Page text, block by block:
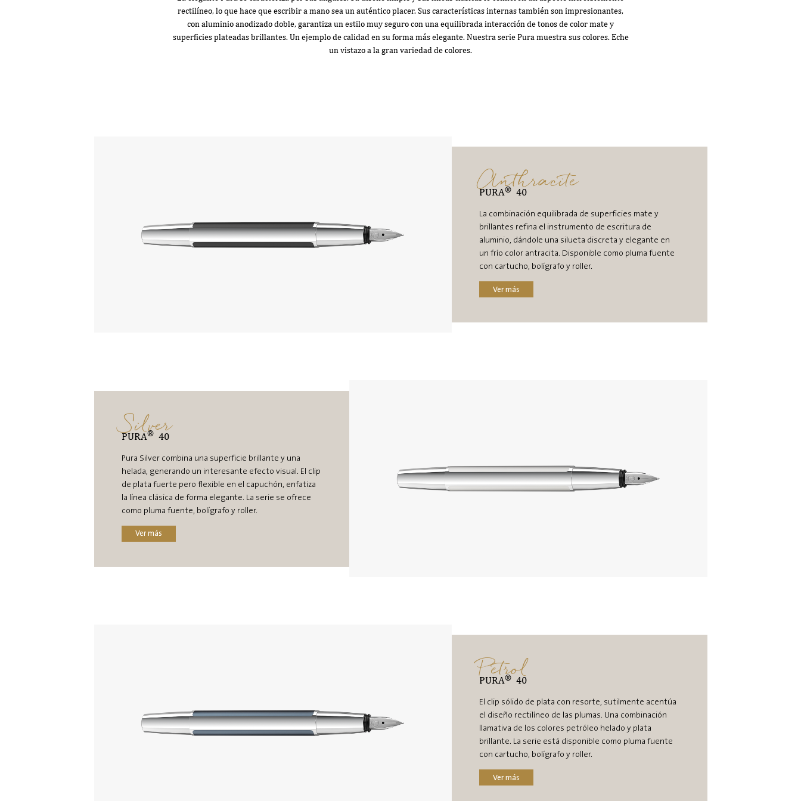
rectilíneo, lo que hace que escribir a mano sea un auténtico placer. Sus características internas también son impresionantes,
con aluminio anodizado doble, garantiza un estilo muy seguro con una equilibrada interacción de tonos de color mate y
superficies plateadas brillantes. Un ejemplo de calidad en su forma más elegante. Nuestra serie Pura muestra sus colores. Eche
un vistazo a la gran variedad de colores.
Anthracite
PURA®40
La combinación equilibrada de superficies mate y
brillantes refina el instrumento de escritura de
aluminio, dándole una silueta discreta y elegante en
un frío color antracita. Disponible como pluma fuente
con cartucho, bolígrafo y roller.
Ver más
Silver
PURA®40
Pura Silver combina una superficie brillante y una
helada, generando un interesante efecto visual. El clip
de plata fuerte pero flexible en el capuchón, enfatiza
la línea clásica de forma elegante. La serie se ofrece
como pluma fuente, bolígrafo y roller.
Ver más
Petrol
PURA®40
El clip sólido de plata con resorte, sutilmente acentúa
el diseño rectilíneo de las plumas. Una combinación
llamativa de los colores petróleo helado y plata
brillante. La serie está disponible como pluma fuente
con cartucho, bolígrafo y roller.
Ver más